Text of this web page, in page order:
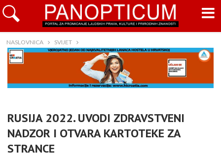
NASLOVNICA SVIJET
RUSIJA 2022. UVODI ZDRAVSTVENI
NADZOR I OTVARA KARTOTEKE ZA
STRANCE